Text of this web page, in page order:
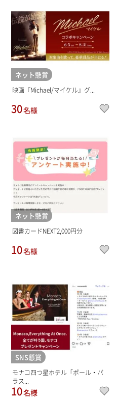
ネット懸賞
映画『Michael/マイケル』グ...
30名様
ネット懸賞
図書カードNEXT2,000円分
10名様
SNS懸賞
モナコ四つ星ホテル「ポール・パ
ラス...
10名様